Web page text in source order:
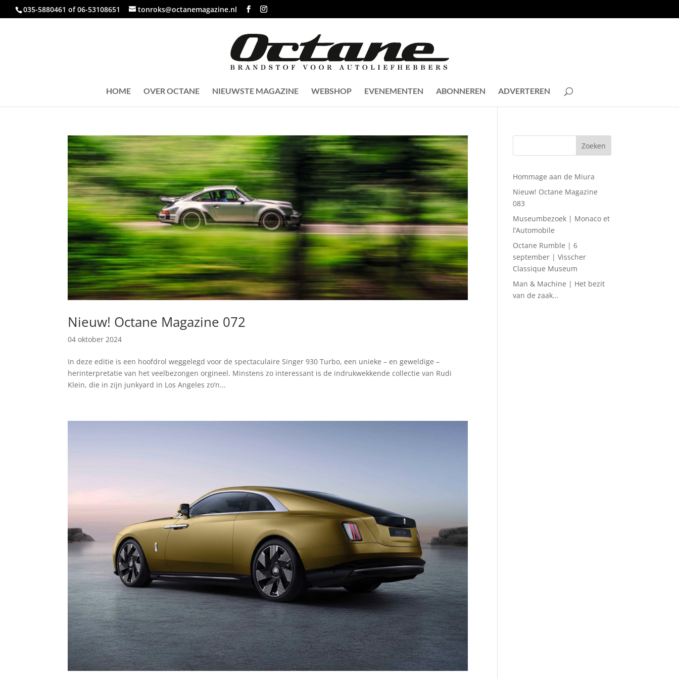
035-5880461 of 06-53108651 tonroks@octanemagazine.nl
HOME OVER OCTANE NIEUWSTE MAGAZINE WEBSHOP EVENEMENTEN ABONNEREN ADVERTEREN
Nieuw! Octane Magazine 072
04 oktober 2024
In deze editie is een hoofdrol weggelegd voor de spectaculaire Singer 930 Turbo, een unieke – en geweldige –
herinterpretatie van het veelbezongen orgineel. Minstens zo interessant is de indrukwekkende collectie van Rudi
Klein, die in zijn junkyard in Los Angeles zo’n...
Hommage aan de Miura
Nieuw! Octane Magazine
083
Museumbezoek | Monaco et
l’Automobile
Octane Rumble | 6
september | Visscher
Classique Museum
Man & Machine | Het bezit
van de zaak…